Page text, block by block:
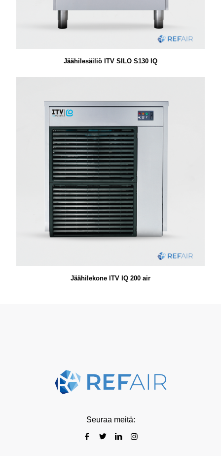
Jäähilesäiliö ITV SILO S130 IQ
Jäähilekone ITV IQ 200 air
Seuraa meitä: